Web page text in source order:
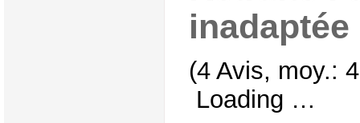
(4 Avis, moy.:
Loading …